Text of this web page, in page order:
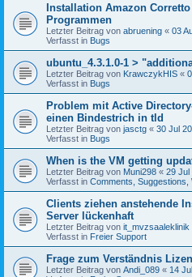
Installation Amazon
Programmen
Letzter Beitrag von abruening « 03
Verfasst in Bugs
ubuntu_4.3.1.0-1 >
Letzter Beitrag von KrawczykHIS «
Verfasst in Bugs
Problem mit Active
einen Bindestrich in tld
Letzter Beitrag von jasctg « 30 Jul
Verfasst in Bugs
When is the VM getting
Letzter Beitrag von Muni298 « 29 Jul
Verfasst in Comments, Suggestions,
Clients ziehen anstehende
Server lückenhaft
Letzter Beitrag von it_mvzsaaleklinik
Verfasst in Freier Support
Frage zum Verständnis
Letzter Beitrag von Andi_089 « 14